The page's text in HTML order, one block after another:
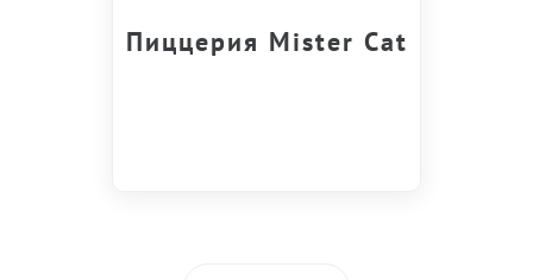
Пиццерия Mister Cat